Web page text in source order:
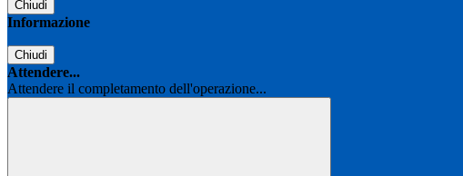
Chiudi
Informazione
Chiudi
Attendere...
Attendere il completamento dell'operazione...